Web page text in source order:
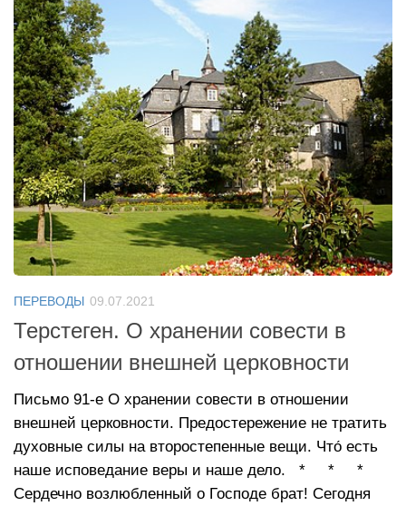
ПЕРЕВОДЫ 09.07.2021
Терстеген. О хранении совести в
отношении внешней церковности
Письмо 91-е О хранении совести в отношении
внешней церковности. Предостережение не тратить
духовные силы на второстепенные вещи. Что́ есть
наше исповедание веры и наше дело. * * *
Сердечно возлюбленный о Господе брат! Сегодня